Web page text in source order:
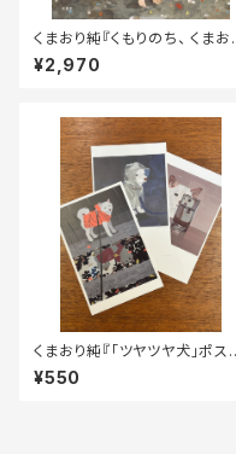
くまおり純『くもりのち、 くまお
純作品集』
¥2,970
くまおり純『「ツヤツヤ犬」ポス
カードセット』
¥550